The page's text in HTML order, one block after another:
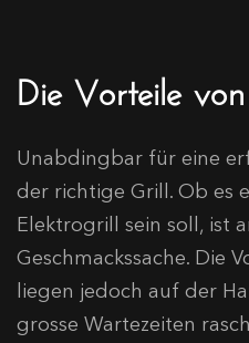
Die Vorteile
Unabdingbar für eine
der richtige Grill. Ob es
Elektrogrill sein soll, ist
Geschmackssache. Die
liegen jedoch auf der
grosse Wartezeiten